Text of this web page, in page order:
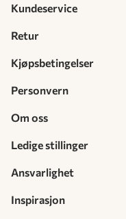
Kundeservice
Retur
Kjøpsbetingelser
Personvern
Om oss
Ledige stillinger
Ansvarlighet
Inspirasjon